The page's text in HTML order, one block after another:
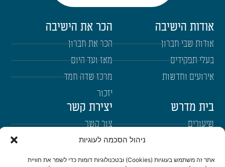
ניהול הסכמה לעוגיות
אתר זה משתמש בעוגיות (Cookies) ובטכנולוגיות דומות כדי לשפר את חוויית
אודות הישיבה
אודות שבי חברון
בעלי תפקידים
אירועים וחדשות
הכר את הישיבה
הכר את חברון
מאז ועד היום
מרכז שדה חמד
יזכור
בית מדרש
שיעורים
ימי עיון
יצירת קשר
צור קשר
הרשמה לשבו"ש
היה שותף